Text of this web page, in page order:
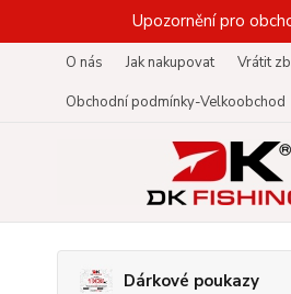
Upozornění pro
O nás Jak nakupovat Vrátit
Obchodní podmínky-Velkoobchod
Dárkové poukazy